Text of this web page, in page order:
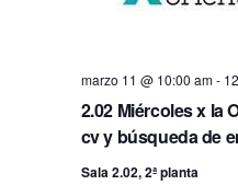
2.02 Miércoles x la
cv y búsqueda de
marzo 11 @ 10:00 am-
Sala 2.02, 2ª planta